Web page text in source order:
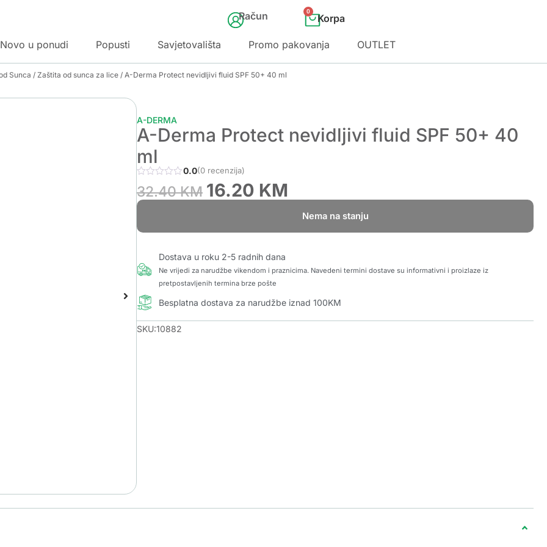
Račun 0
Novo u ponudi Popusti Savjetovališta Promo pakovanja OUTLET
Sunca / Zaštita od sunca za lice / A-Derma Protect nevidljivi fluid SPF 50+ 40 ml
A-DERMA
A-Derma Protect nevidljivi fluid SPF 50+ 40
ml
0.0(0 recenzija)
32.40KM 16.20 KM
Nema na stanju
Dostava u roku 2-5 radnih dana
Ne vrijedi za narudžbe vikendom i praznicima. Navedeni termini dostave su informativni i proizlaze iz
pretpostavljenih termina brze pošte
Besplatna dostava za narudžbe iznad 100KM
SKU:10882